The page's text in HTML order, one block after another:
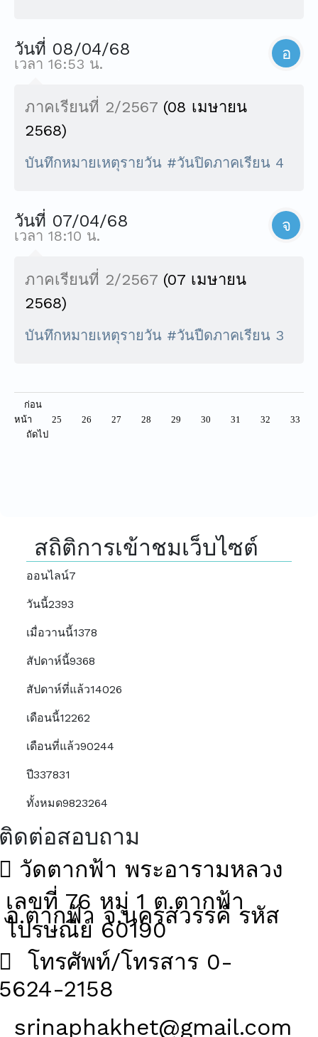
วันที่ 08/04/68
เวลา 16:53 น.
อ
ภาคเรียนที่ 2/2567 (08 เมษายน
2568)
บันทึกหมายเหตุรายวัน #วันปิดภาคเรียน 4
วันที่ 07/04/68
เวลา 18:10 น.
จ
ภาคเรียนที่ 2/2567 (07 เมษายน
2568)
บันทึกหมายเหตุรายวัน #วันปืดภาคเรียน 3
ก่อน
หน้า
25 26 27 28 29 30 31 32
33
ถัดไป
สถิติการเข้าชมเว็บไซต์
ออนไลน์7
วันนี้2393
เมื่อวานนี้1378
สัปดาห์นี้9368
สัปดาห์ที่แล้ว14026
เดือนนี้12262
เดือนที่แล้ว90244
ปี337831
ทั้งหมด9823264
ดต่อสอบถาม
วัดตากฟ้า พระอารามหลวง
เลขที่ 76 หมู่ 1 ต.ตากฟ้า
อ.ตากฟ้า จ.นครสวรรค์ รหัส
ไปรษณีย์ 60190
โทรศัพท์/โทรสาร 0-
2158